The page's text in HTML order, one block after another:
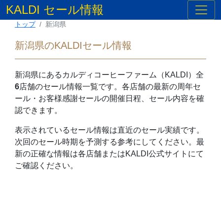
KALDI セール情報
トップ 新潟県
新潟県のKALDIセール情報
新潟県にあるカルディコーヒーファーム（KALDI）全
6店舗のセール情報一覧です。各店舗の最新の周年セ
ール・お客様感謝セールの開催日程、セール内容を確
認できます。
表示されているセール情報は直近のセール実績です。
次回のセール時期を予測する参考にしてください。最
新の正確な情報は各店舗またはKALDI公式サイトにて
ご確認ください。